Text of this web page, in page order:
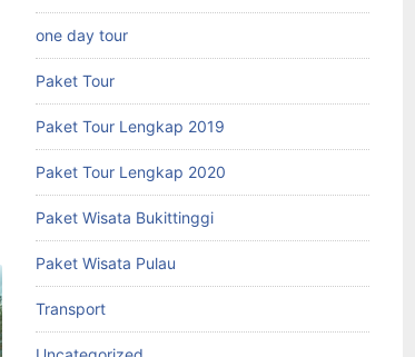
one day tour
Paket Tour
Paket Tour Lengkap 2019
Paket Tour Lengkap 2020
Paket Wisata Bukittinggi
Paket Wisata Pulau
Transport